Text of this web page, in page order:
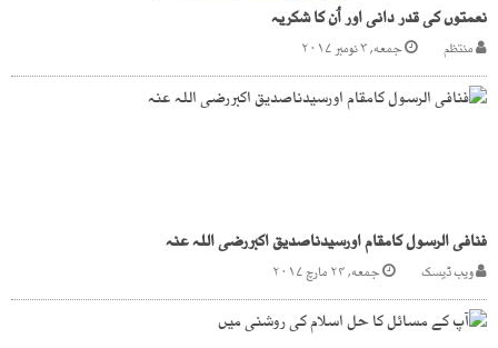
نعمتوں کی قدر دانی اور اُن کا شکریہ
منتظم جمعه, ۳ نومبر ۲۰۱۷
فنافی الرسول کامقام اورسیدناصدیق اکبررضی اللہ عنہ
ویب ڈیسک جمعه, ۲۴ مارچ ۲۰۱۷